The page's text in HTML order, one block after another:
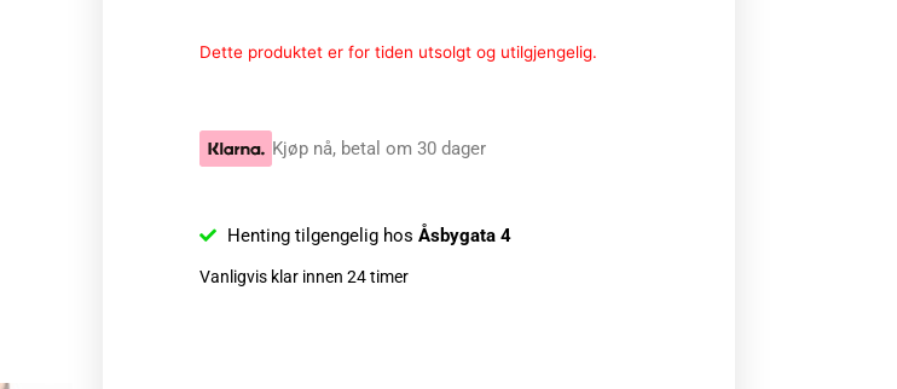
Dette produktet er for tiden utsolgt og utilgjengelig.
Kjøp nå, betal om 30 dager
Henting tilgengelig hos Åsbygata 4
Vanligvis klar innen 24 timer